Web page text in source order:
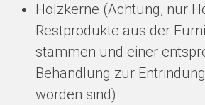
Holzkerne (Achtung, nur
Restprodukte aus der
stammen und einer
Behandlung zur
worden sind)